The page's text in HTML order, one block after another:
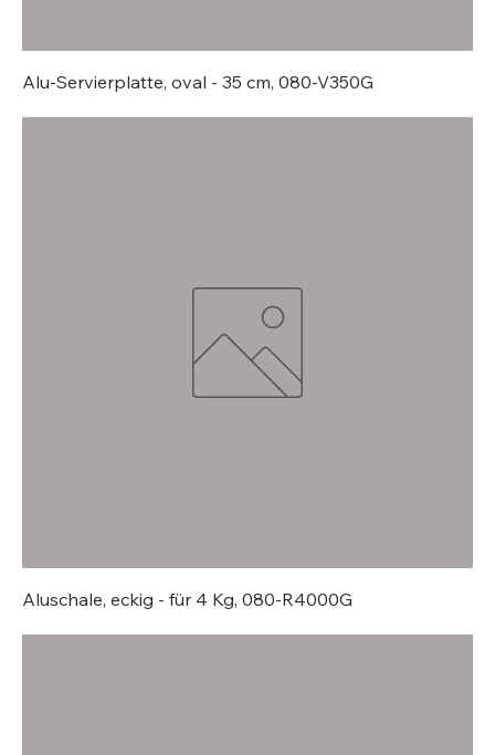
Alu-Servierplatte, oval - 35 cm, 080-V350G
Aluschale, eckig - für 4 Kg, 080-R4000G